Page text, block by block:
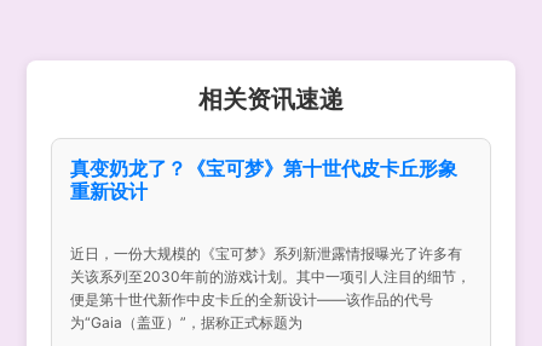
相关资讯速递
真变奶龙了？《宝可梦》第十世代皮卡丘形象
重新设计
近日，一份大规模的《宝可梦》系列新泄露情报曝光了许多有
关该系列至2030年前的游戏计划。其中一项引人注目的细节，
便是第十世代新作中皮卡丘的全新设计——该作品的代号
为“Gaia（盖亚）”，据称正式标题为